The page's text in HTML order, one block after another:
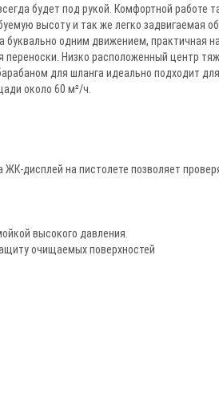
будет под рукой. Комфортной работе
высоту и так же легко задвигаемая
одним движением, практичная
Низко расположенный центр
для шланга идеально подходит
около 60 м²/ч.
дисплей на пистолете позволяет
высокого давления.
очищаемых поверхностей